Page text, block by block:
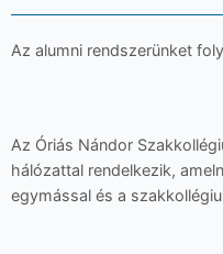
Az alumni rendszerünket
Az Óriás Nándor
hálózattal rendelkezik,
egymással és a